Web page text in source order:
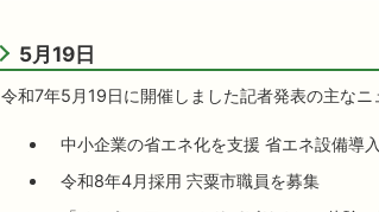
5月19日
令和7年5月19日に開催しました記者発表の主なニ
中小企業の省エネ化を支援 省エネ設備導
令和8年4月採用 宍粟市職員を募集